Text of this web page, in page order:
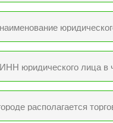
юридического лица в
располагается